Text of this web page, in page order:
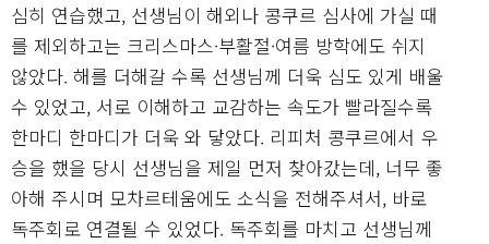
심히 연습했고, 선생님이 해외나 콩쿠르 심사에 가실 때
를 제외하고는 크리스마스·부활절·여름 방학에도 쉬지
않았다. 해를 더해갈 수록 선생님께 더욱 심도 있게 배울
수 있었고, 서로 이해하고 교감하는 속도가 빨라질수록
한마디 한마디가 더욱 와 닿았다. 리피처 콩쿠르에서 우
승을 했을 당시 선생님을 제일 먼저 찾아갔는데, 너무 좋
아해 주시며 모차르테움에도 소식을 전해주셔서, 바로
독주회로 연결될 수 있었다. 독주회를 마치고 선생님께